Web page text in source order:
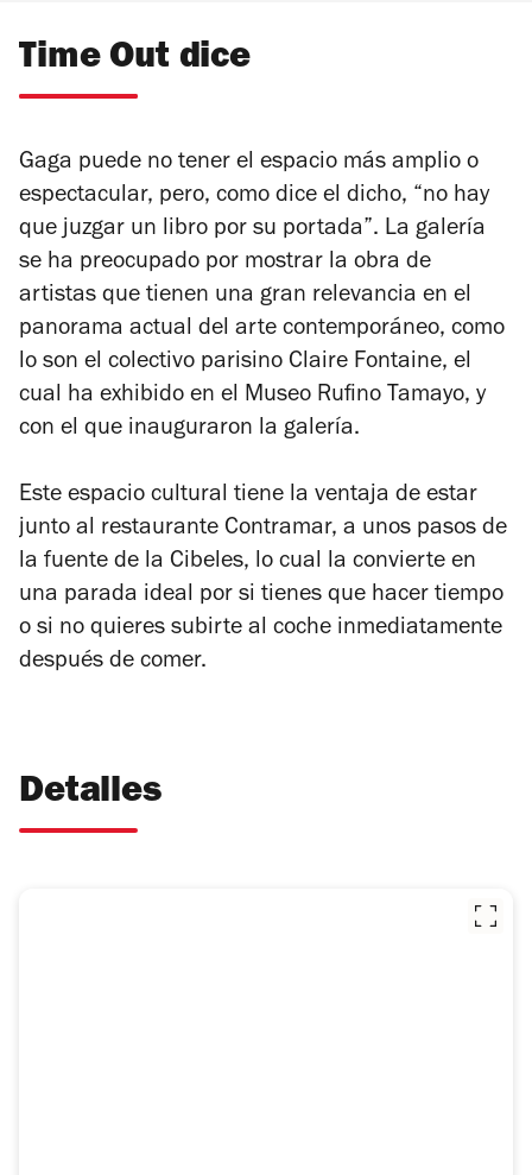
Time Out dice
Gaga puede no tener el espacio más amplio o
espectacular, pero, como dice el dicho, “no hay
que juzgar un libro por su portada”. La galería
se ha preocupado por mostrar la obra de
artistas que tienen una gran relevancia en el
panorama actual del arte contemporáneo, como
lo son el colectivo parisino Claire Fontaine, el
cual ha exhibido en el Museo Rufino Tamayo, y
con el que inauguraron la galería.
Este espacio cultural tiene la ventaja de estar
junto al restaurante Contramar, a unos pasos de
la fuente de la Cibeles, lo cual la convierte en
una parada ideal por si tienes que hacer tiempo
o si no quieres subirte al coche inmediatamente
después de comer.
Detalles